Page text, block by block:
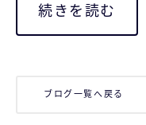
続きを読む
ブログ一覧へ戻る